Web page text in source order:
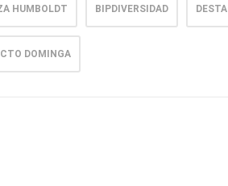
HUMBOLDT BIPDIVERSIDAD
DOMINGA